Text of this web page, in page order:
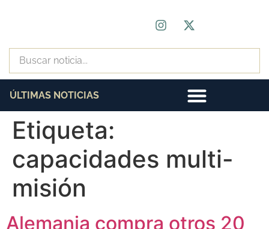
ÚLTIMAS NOTICIAS
Etiqueta:
capacidades multi-
misión
Alemania compra otros 20